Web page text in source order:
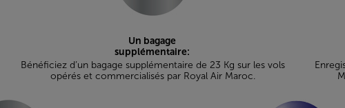
Un bagage
supplémentaire:
Bénéficiez d’un bagage supplémentaire de 23 Kg sur les vols
opérés et commercialisés par Royal Air Maroc.